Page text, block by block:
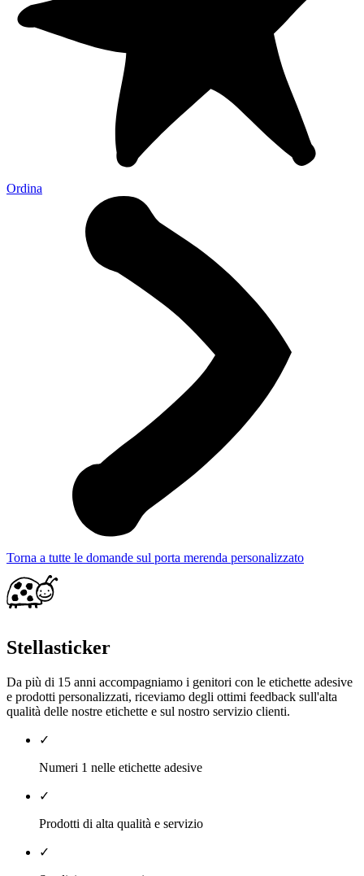
Ordina
Torna a tutte le domande sul porta merenda personalizzato
Stellasticker
Da più di 15 anni accompagniamo i genitori con le etichette adesive
e prodotti personalizzati, riceviamo degli ottimi feedback sull'alta
qualità delle nostre etichette e sul nostro servizio clienti.
✓
Numeri 1 nelle etichette adesive
✓
Prodotti di alta qualità e servizio
✓